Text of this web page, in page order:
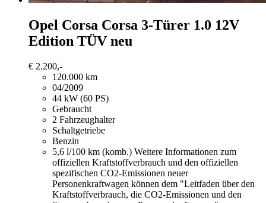
Opel Corsa Corsa 3-Türer 1.0 12V
Edition TÜV neu
€ 2.200,-
120.000 km
04/2009
44 kW (60 PS)
Gebraucht
2 Fahrzeughalter
Schaltgetriebe
Benzin
5,6 l/100 km (komb.) Weitere Informationen zum
offiziellen Kraftstoffverbrauch und den offiziellen
spezifischen CO2-Emissionen neuer
Personenkraftwagen können dem "Leitfaden über den
Kraftstoffverbrauch, die CO2-Emissionen und den